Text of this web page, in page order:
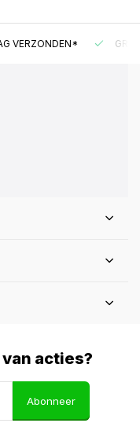
VERZONDEN*
acties?
Abonneer